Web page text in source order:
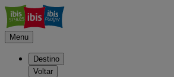
Menu
Destino
Voltar